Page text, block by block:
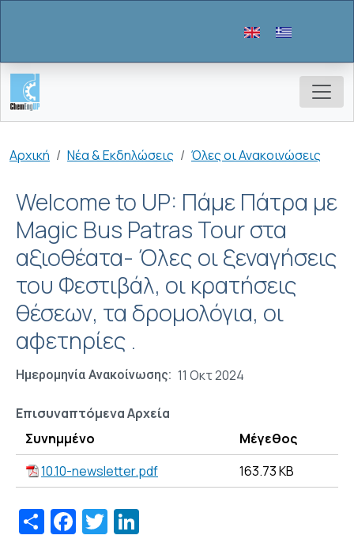
Breadcrumb
Αρχική Νέα & Εκδηλώσεις Όλες οι Ανακοινώσεις
Welcome to UP: Πάμε Πάτρα με
Magic Bus Patras Tour στα
αξιοθέατα- Όλες οι ξεναγήσεις
του Φεστιβάλ, οι κρατήσεις
θέσεων, τα δρομολόγια, οι
αφετηρίες .
Ημερομηνία Ανακοίνωσης 11 Οκτ 2024
Επισυναπτόμενα Αρχεία
Συνημμένο
Μέγεθος
10.10-newsletter.pdf
163.73 KB
ShareFacebook
Twitter